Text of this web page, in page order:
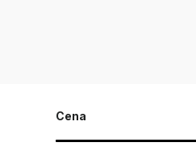
Cena